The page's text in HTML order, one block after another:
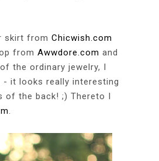
skirt from Chicwish.com
from Awwdore.com and
the ordinary jewelry, I
- it looks really interesting
of the back! ;) Thereto I
.